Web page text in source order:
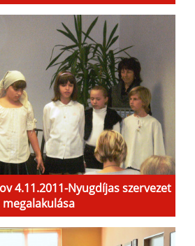
4.11.2011-Nyugdíjas szervezet
megalakulása